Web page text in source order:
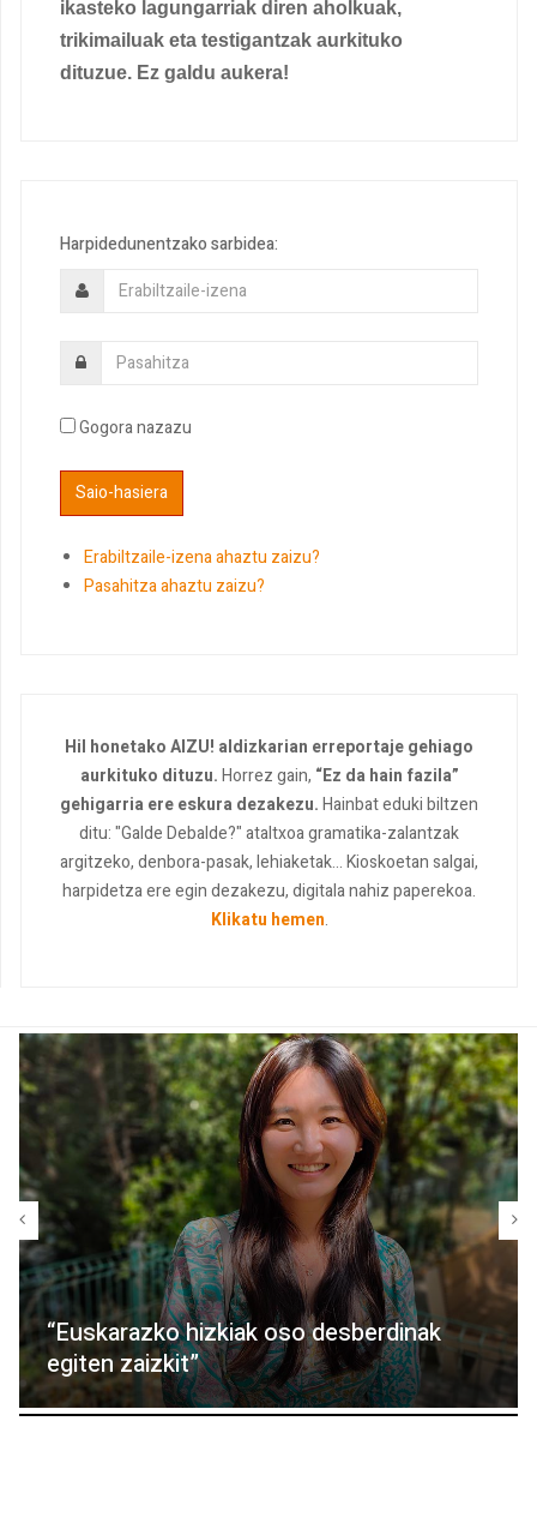
ikasteko lagungarriak diren aholkuak,
trikimailuak eta testigantzak aurkituko
dituzue. Ez galdu aukera!
Harpidedunentzako sarbidea:
Gogora nazazu
Erabiltzaile-izena ahaztu zaizu?
Pasahitza ahaztu zaizu?
Hil honetako AIZU! aldizkarian erreportaje gehiago
aurkituko dituzu.Horrez gain, “Ez da hain fazila”
gehigarria ere eskura dezakezu.Hainbat eduki biltzen
ditu: "Galde Debalde?" ataltxoa gramatika-zalantzak
argitzeko, denbora-pasak, lehiaketak... Kioskoetan salgai,
harpidetza ere egin dezakezu, digitala nahiz paperekoa.
Klikatu hemen.
“Euskarazko hizkiak oso desberdinak
egiten zaizkit”